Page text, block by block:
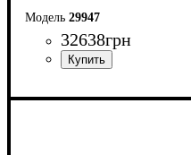
29947
32638грн
Ширина: 315 см